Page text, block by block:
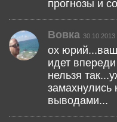
прогнозы и
Вовка 30.10.2013
ох
идет
нельзя
замахнулись
выводами...